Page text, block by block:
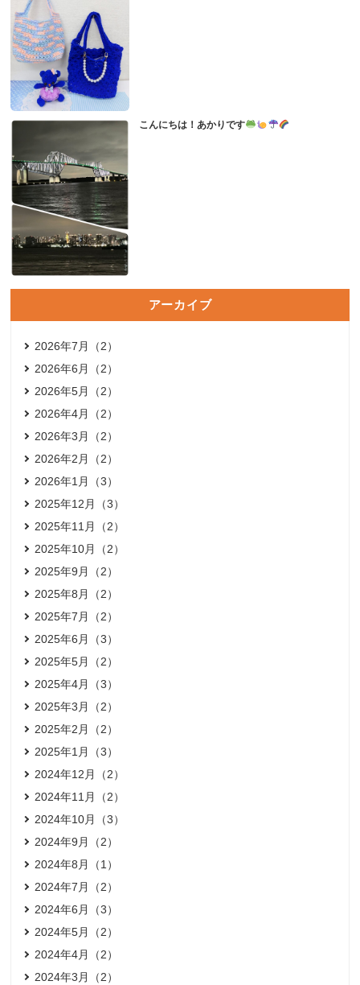
こんにちは！あかりです
アーカイブ
2026年7月（2）
2026年6月（2）
2026年5月（2）
2026年4月（2）
2026年3月（2）
2026年2月（2）
2026年1月（3）
2025年12月（3）
2025年11月（2）
2025年10月（2）
2025年9月（2）
2025年8月（2）
2025年7月（2）
2025年6月（3）
2025年5月（2）
2025年4月（3）
2025年3月（2）
2025年2月（2）
2025年1月（3）
2024年12月（2）
2024年11月（2）
2024年10月（3）
2024年9月（2）
2024年8月（1）
2024年7月（2）
2024年6月（3）
2024年5月（2）
2024年4月（2）
2024年3月（2）